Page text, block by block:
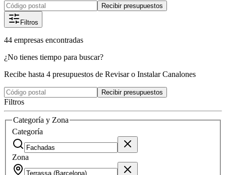
Recibir presupuestos
Filtros
44 empresas encontradas
¿No tienes tiempo para buscar?
Recibe hasta 4 presupuestos de Revisar o Instalar Canalones
Recibir presupuestos
Filtros
Categoría y Zona
Categoría
Zona